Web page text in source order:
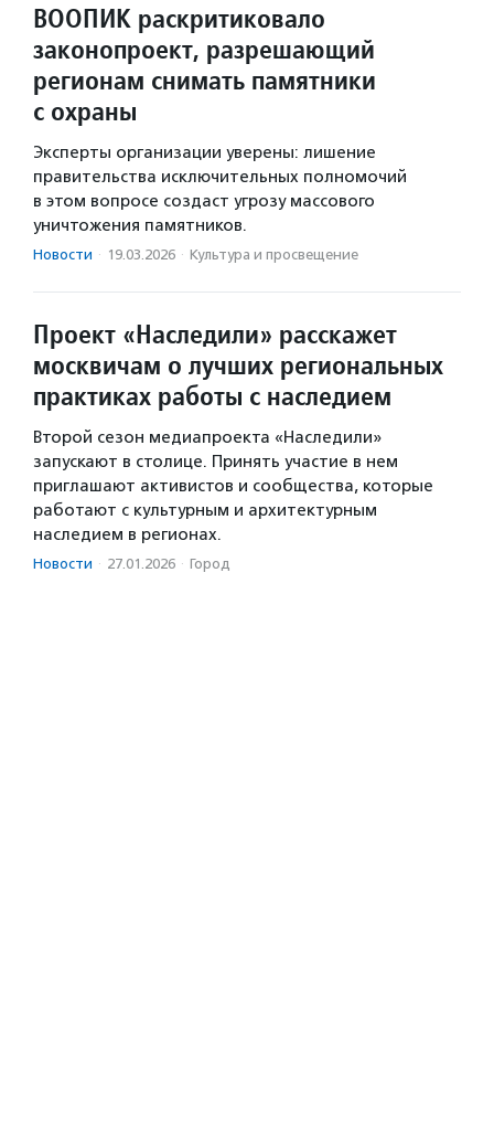
ВООПИК раскритиковало
законопроект, разрешающий
регионам снимать памятники
с охраны
Эксперты организации уверены: лишение
правительства исключительных полномочий
в этом вопросе создаст угрозу массового
уничтожения памятников.
Новости · 19.03.2026 · Культура и просвещение
Проект «Наследили» расскажет
москвичам о лучших региональных
практиках работы с наследием
Второй сезон медиапроекта «Наследили»
запускают в столице. Принять участие в нем
приглашают активистов и сообщества, которые
работают с культурным и архитектурным
наследием в регионах.
Новости · 27.01.2026 · Город